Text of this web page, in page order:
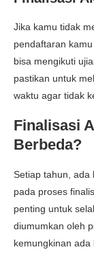
Jika kamu tidak
pendaftaran
bisa mengikuti
pastikan untuk
waktu agar tidak
Finalisasi
Berbeda?
Setiap tahun, ada
pada proses
penting untuk
diumumkan oleh
kemungkinan